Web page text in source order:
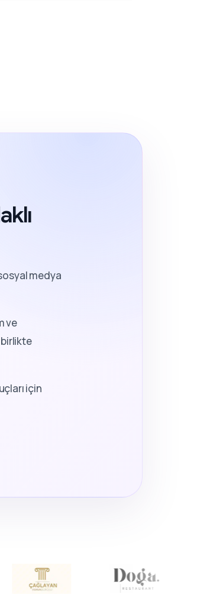
medya
ve
için